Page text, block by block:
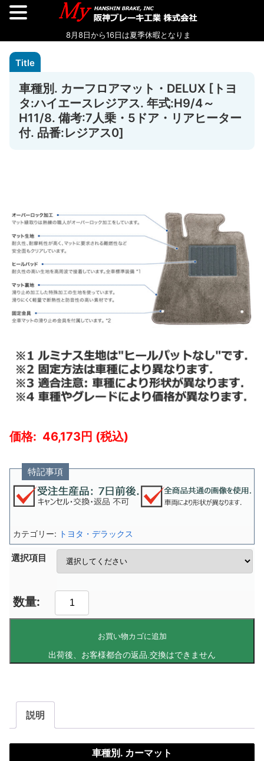
車種別. カーフロアマット・DELUX [トヨ
タ:ハイエースレジアス. 年式:H9/4～
H11/8. 備考:7人乗・5ドア・リアヒーター
付. 品番:レジアス0]
46,173
特記事項
選択項目
お買い物カゴに追加
カテゴリー: トヨタ・デラックス
説明
車種別. カーマット